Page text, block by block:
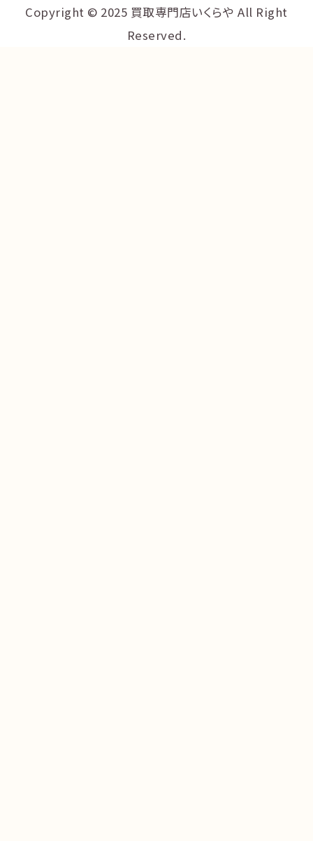
Copyright © 2025 買取専門店いくらや All Right
Reserved.